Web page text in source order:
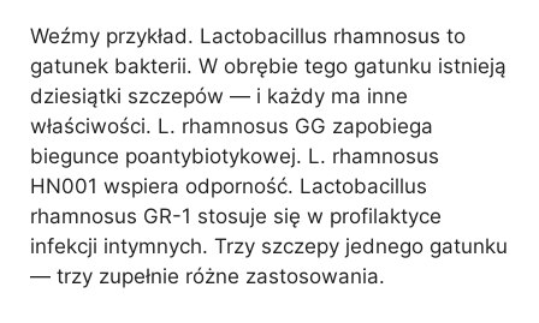
Weźmy przykład. Lactobacillus rhamnosus to
gatunek bakterii. W obrębie tego gatunku istnieją
dziesiątki szczepów — i każdy ma inne
właściwości. L. rhamnosus GG zapobiega
biegunce poantybiotykowej. L. rhamnosus
HN001 wspiera odporność. Lactobacillus
rhamnosus GR-1 stosuje się w profilaktyce
infekcji intymnych. Trzy szczepy jednego gatunku
— trzy zupełnie różne zastosowania.